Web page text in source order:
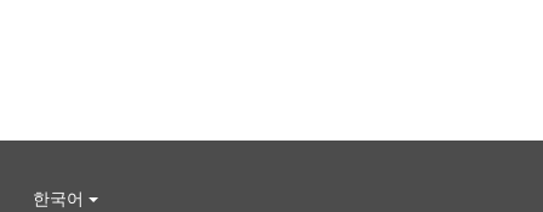
한국어